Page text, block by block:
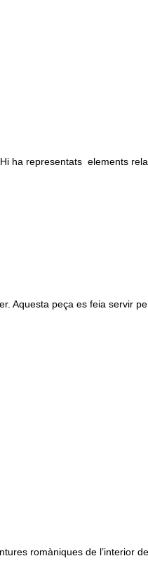
ha representats elements
Aquesta peça es feia servir
romàniques de l’interior